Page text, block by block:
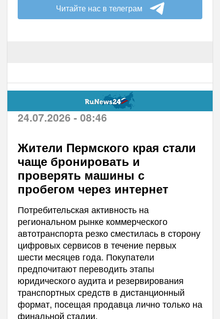
Читайте нас в телеграм
24.07.2026 - 08:46
Жители Пермского края стали
чаще бронировать и
проверять машины с
пробегом через интернет
Потребительская активность на
региональном рынке коммерческого
автотранспорта резко сместилась в сторону
цифровых сервисов в течение первых
шести месяцев года. Покупатели
предпочитают переводить этапы
юридического аудита и резервирования
транспортных средств в дистанционный
формат, посещая продавца лично только на
финальной стадии.